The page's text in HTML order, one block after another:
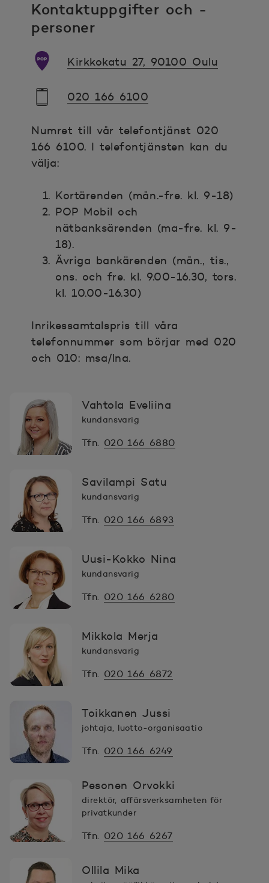
Kontaktuppgifter och -
personer
Kirkkokatu 27, 90100 Oulu
020 166 6100
Numret till vår telefontjänst 020
166 6100. I telefontjänsten kan du
välja:
Kortärenden (mån.-fre. kl. 9-18)
POP Mobil och
nätbanksärenden (ma-fre. kl. 9-
18).
Ävriga bankärenden (mån., tis.,
ons. och fre. kl. 9.00-16.30, tors.
kl. 10.00-16.30)
Inrikessamtalspris till våra
telefonnummer som börjar med 020
och 010: msa/lna.
Vahtola Eveliina
kundansvarig
Tfn. 020 166 6880
Savilampi Satu
kundansvarig
Tfn. 020 166 6893
Uusi-Kokko Nina
kundansvarig
Tfn. 020 166 6280
Mikkola Merja
kundansvarig
Tfn. 020 166 6872
Toikkanen Jussi
johtaja, luotto-organisaatio
Tfn. 020 166 6249
Pesonen Orvokki
direktör, affärsverksamheten för
privatkunder
Tfn. 020 166 6267
Ollila Mika